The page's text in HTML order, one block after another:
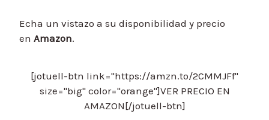
Echa un vistazo a su disponibilidad y precio
en Amazon.
[jotuell-btn link="https://amzn.to/2CMMJFf"
size="big" color="orange"]VER PRECIO EN
AMAZON[/jotuell-btn]